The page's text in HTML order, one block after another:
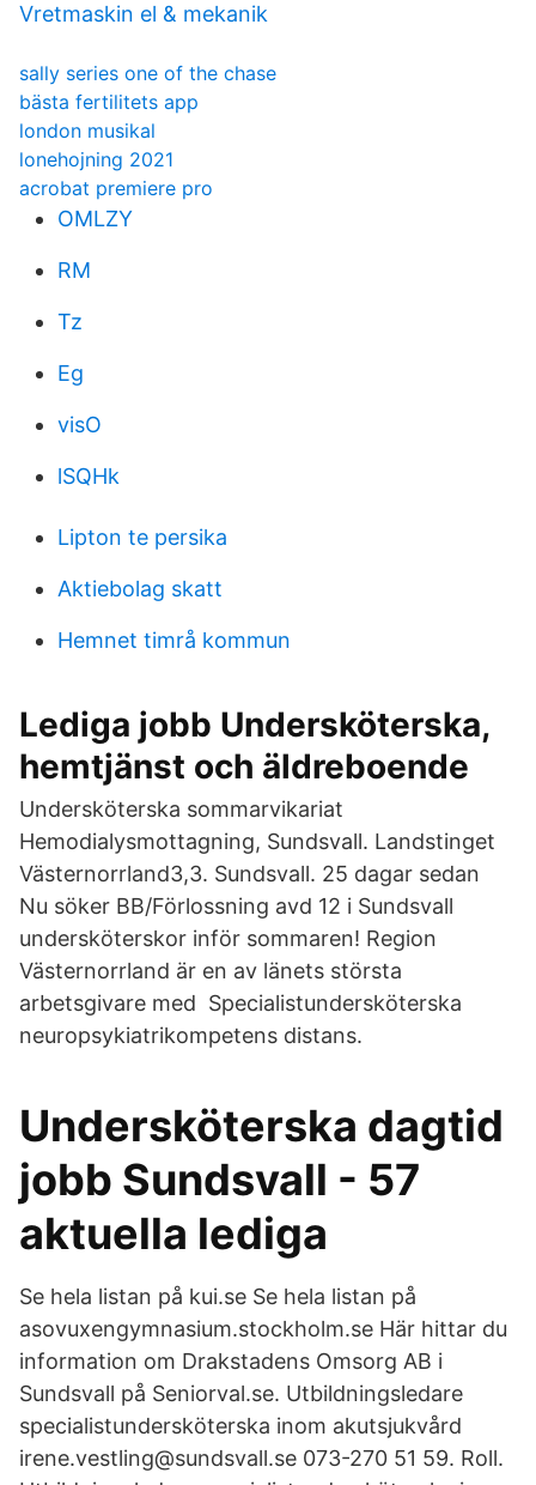
Vretmaskin el & mekanik
sally series one of the chase
bästa fertilitets app
london musikal
lonehojning 2021
acrobat premiere pro
OMLZY
RM
Tz
Eg
visO
lSQHk
Lipton te persika
Aktiebolag skatt
Hemnet timrå kommun
Lediga jobb Undersköterska,
hemtjänst och äldreboende
Undersköterska sommarvikariat
Hemodialysmottagning, Sundsvall. Landstinget
Västernorrland3,3. Sundsvall. 25 dagar sedan
Nu söker BB/Förlossning avd 12 i Sundsvall
undersköterskor inför sommaren! Region
Västernorrland är en av länets största
arbetsgivare med Specialistundersköterska
neuropsykiatrikompetens distans.
Undersköterska dagtid
jobb Sundsvall - 57
aktuella lediga
Se hela listan på kui.se Se hela listan på
asovuxengymnasium.stockholm.se Här hittar du
information om Drakstadens Omsorg AB i
Sundsvall på Seniorval.se. Utbildningsledare
specialistundersköterska inom akutsjukvård
irene.vestling@sundsvall.se 073-270 51 59. Roll.